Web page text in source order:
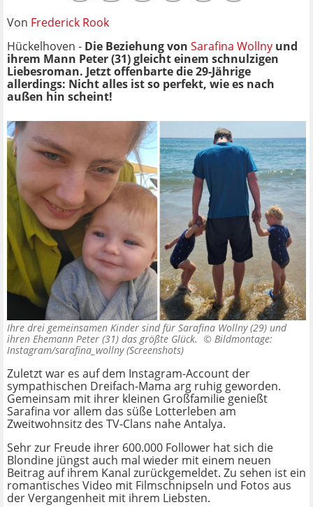
Von Frederick Rook
Hückelhoven - Die Beziehung von Sarafina Wollny und
ihrem Mann Peter (31) gleicht einem schnulzigen
Liebesroman. Jetzt offenbarte die 29-Jährige
allerdings: Nicht alles ist so perfekt, wie es nach
außen hin scheint!
Ihre drei gemeinsamen Kinder sind für Sarafina Wollny (29) und
ihren Ehemann Peter (31) das größte Glück. © Bildmontage:
Instagram/sarafina_wollny (Screenshots)
Zuletzt war es auf dem Instagram-Account der
sympathischen Dreifach-Mama arg ruhig geworden.
Gemeinsam mit ihrer kleinen Großfamilie genießt
Sarafina vor allem das süße Lotterleben am
Zweitwohnsitz des TV-Clans nahe Antalya.
Sehr zur Freude ihrer 600.000 Follower hat sich die
Blondine jüngst auch mal wieder mit einem neuen
Beitrag auf ihrem Kanal zurückgemeldet. Zu sehen ist ein
romantisches Video mit Filmschnipseln und Fotos aus
der Vergangenheit mit ihrem Liebsten.